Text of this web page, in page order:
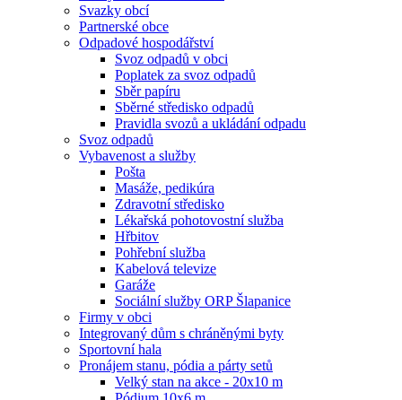
Svazky obcí
Partnerské obce
Odpadové hospodářství
Svoz odpadů v obci
Poplatek za svoz odpadů
Sběr papíru
Sběrné středisko odpadů
Pravidla svozů a ukládání odpadu
Svoz odpadů
Vybavenost a služby
Pošta
Masáže, pedikúra
Zdravotní středisko
Lékařská pohotovostní služba
Hřbitov
Pohřební služba
Kabelová televize
Garáže
Sociální služby ORP Šlapanice
Firmy v obci
Integrovaný dům s chráněnými byty
Sportovní hala
Pronájem stanu, pódia a párty setů
Velký stan na akce - 20x10 m